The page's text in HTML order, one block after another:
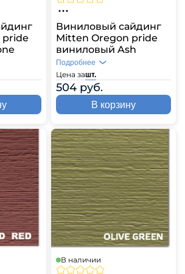
pride
Виниловый сайдинг
Mitten Oregon pride
виниловый Ash
Цена зашт.
504 руб.
Подробнее
В корзину
В наличии